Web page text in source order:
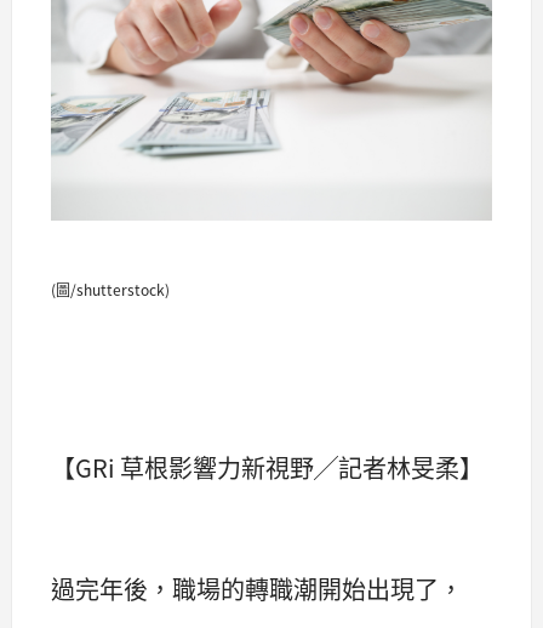
(圖/shutterstock)
【GRi 草根影響力新視野╱記者林旻柔】
過完年後，職場的轉職潮開始出現了，